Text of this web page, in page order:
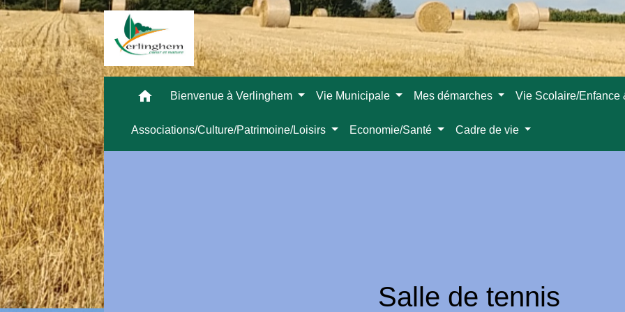
home Bienvenue à Verlinghem Vie Municipale Mes démarches Vie Scolaire/Enfance
Associations/Culture/Patrimoine/Loisirs Economie/Santé Cadre de vie
Salle de tennis